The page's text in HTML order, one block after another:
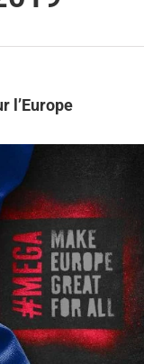
l’Europe